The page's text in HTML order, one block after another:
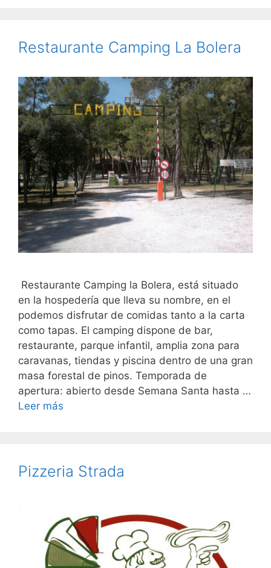
Restaurante Camping La Bolera
Restaurante Camping la Bolera, está situado
en la hospedería que lleva su nombre, en el
podemos disfrutar de comidas tanto a la carta
como tapas. El camping dispone de bar,
restaurante, parque infantil, amplia zona para
caravanas, tiendas y piscina dentro de una gran
masa forestal de pinos. Temporada de
apertura: abierto desde Semana Santa hasta …
Leer más
Pizzeria Strada